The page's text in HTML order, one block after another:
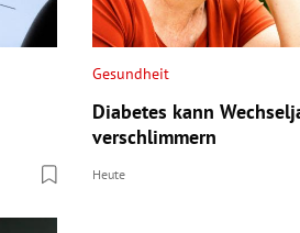
Gesundheit
Diabetes kann
verschlimmern
Heute